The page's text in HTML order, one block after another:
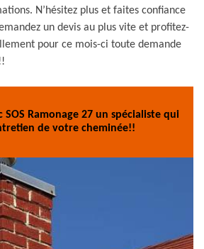
N’hésitez plus et faites confiance
un devis au plus vite et profitez-
pour ce mois-ci toute demande
SOS Ramonage 27 un spécialiste qui
de votre cheminée!!